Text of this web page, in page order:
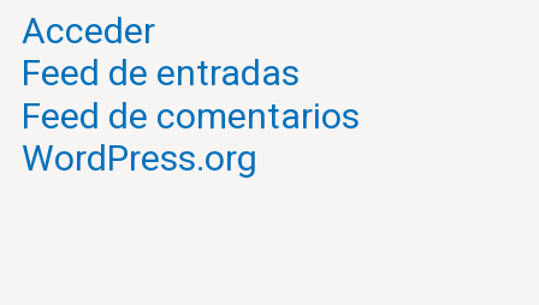
Acceder
Feed de entradas
Feed de comentarios
WordPress.org